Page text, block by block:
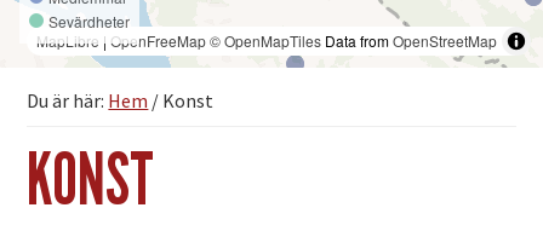
Sevärdheter
MapLibre | OpenFreeMap© OpenMapTiles Data fromOpenStreetMap
Du är här: Hem / Konst
KONST